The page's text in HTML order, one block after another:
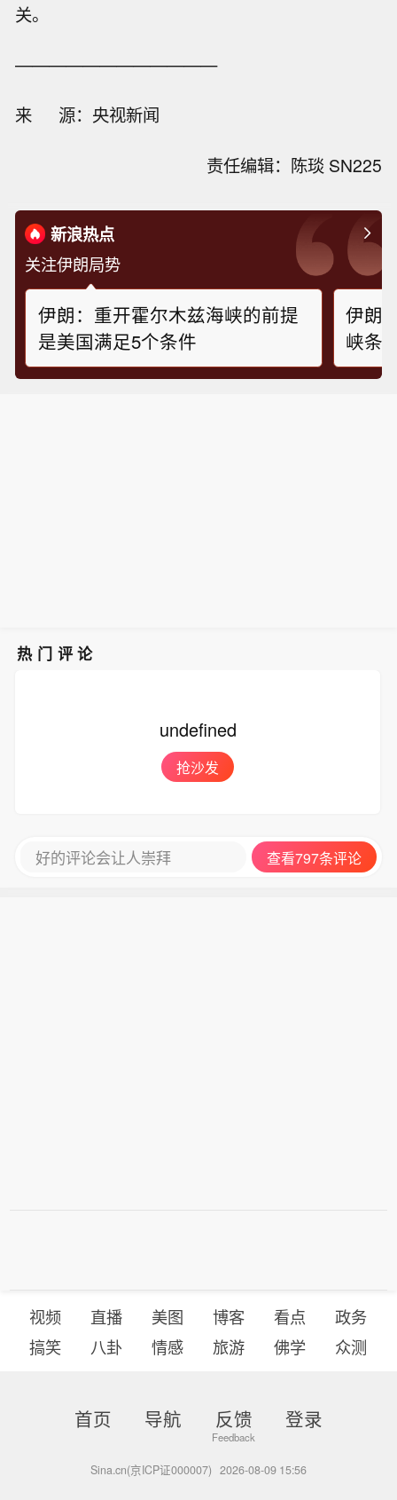
关。
————————————
来 源：央视新闻
责任编辑：陈琰 SN225
新浪热点
关注伊朗局势
伊朗：重开霍尔木兹海峡的前提
是美国满足5个条件
伊朗
峡条
热门评论
undefined
抢沙发
好的评论会让人崇拜 查看797条评论
视频 直播 美图 博客 看点
政务
搞笑
八卦 情感 旅游 佛学 众测
首页 导航 反馈 登录
Sina.cn(京ICP证000007) 2026-08-09 15:56